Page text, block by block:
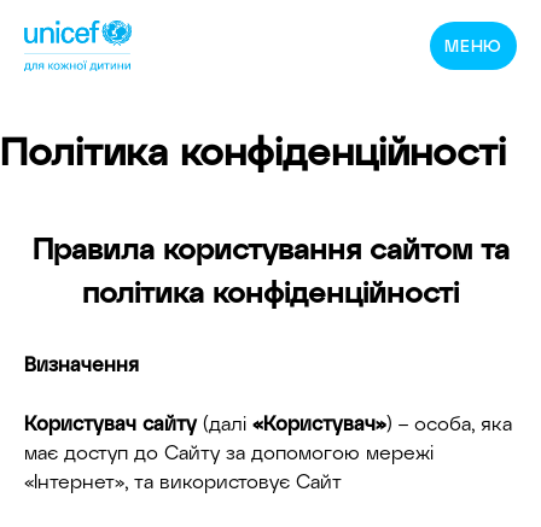
Спільнотека
ЮНІСЕФ
Україна
МЕНЮ
Політика конфіденційності
Правила користування сайтом та
політика конфіденційності
Визначення
Користувач сайту(далі «Користувач») – особа, яка
має доступ до Сайту за допомогою мережі
«Інтернет», та використовує Сайт